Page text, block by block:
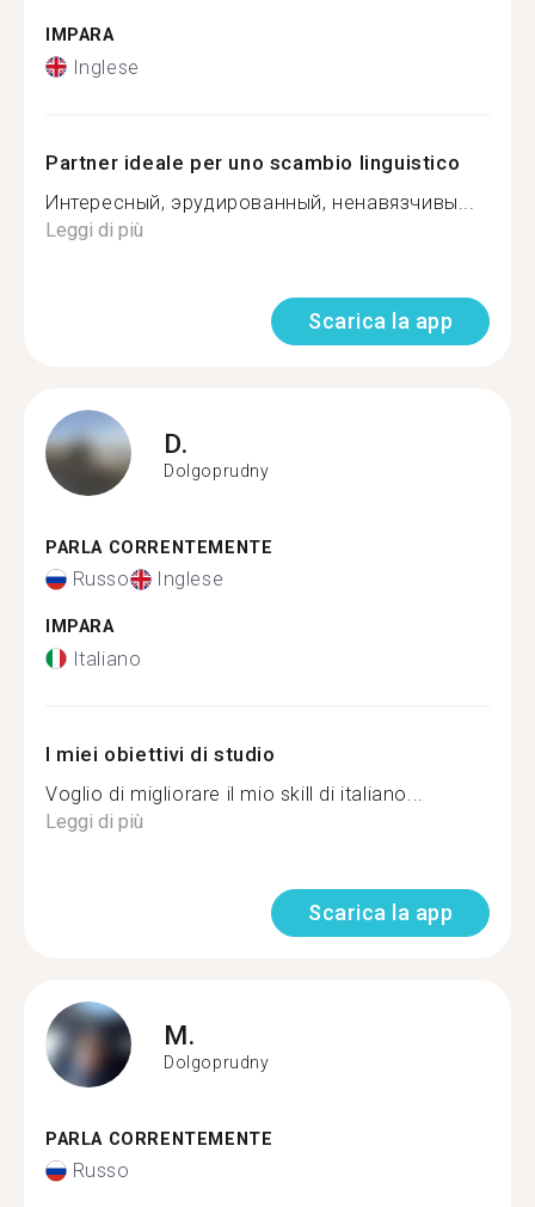
IMPARA
Inglese
Partner ideale per uno scambio linguistico
Интересный, эрудированный, ненавязчивы...
Leggi di più
Scarica la app
D.
Dolgoprudny
PARLA CORRENTEMENTE
Russo Inglese
IMPARA
Italiano
I miei obiettivi di studio
Voglio di migliorare il mio skill di italiano...
Leggi di più
Scarica la app
M.
Dolgoprudny
PARLA CORRENTEMENTE
Russo